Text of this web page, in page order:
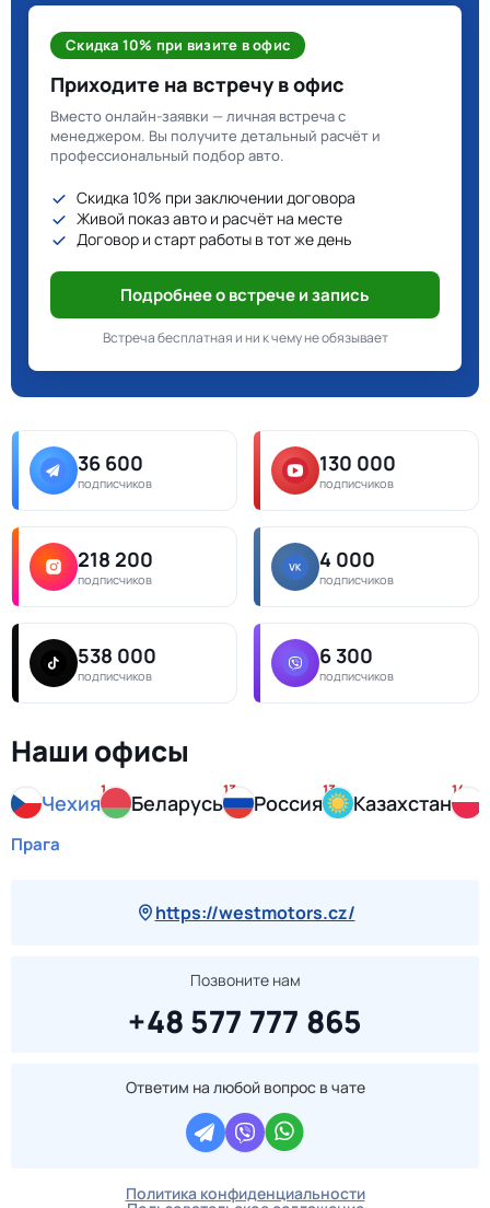
Скидка 10% при визите в офис
Приходите на встречу в офис
Вместо онлайн-заявки — личная встреча с
менеджером. Вы получите детальный расчёт и
профессиональный подбор авто.
Скидка 10% при заключении договора
Живой показ авто и расчёт на месте
Договор и старт работы в тот же день
Подробнее о встрече и запись
Встреча бесплатная и ни к чему не обязывает
36 600
подписчиков
130 000
подписчиков
218 200
подписчиков
4 000
подписчиков
538 000
подписчиков
6 300
подписчиков
Наши офисы
Чехия
1
Беларусь
13
Россия
13
Казахстан
14
Прага
https://westmotors.cz/
Позвоните нам
+48 577 777 865
Ответим на любой вопрос в чате
Политика конфиденциальности